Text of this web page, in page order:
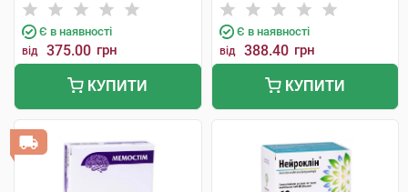
Є в наявності
від 375.00 грн
КУПИТИ
Є в наявності
від 388.40 грн
КУПИТИ